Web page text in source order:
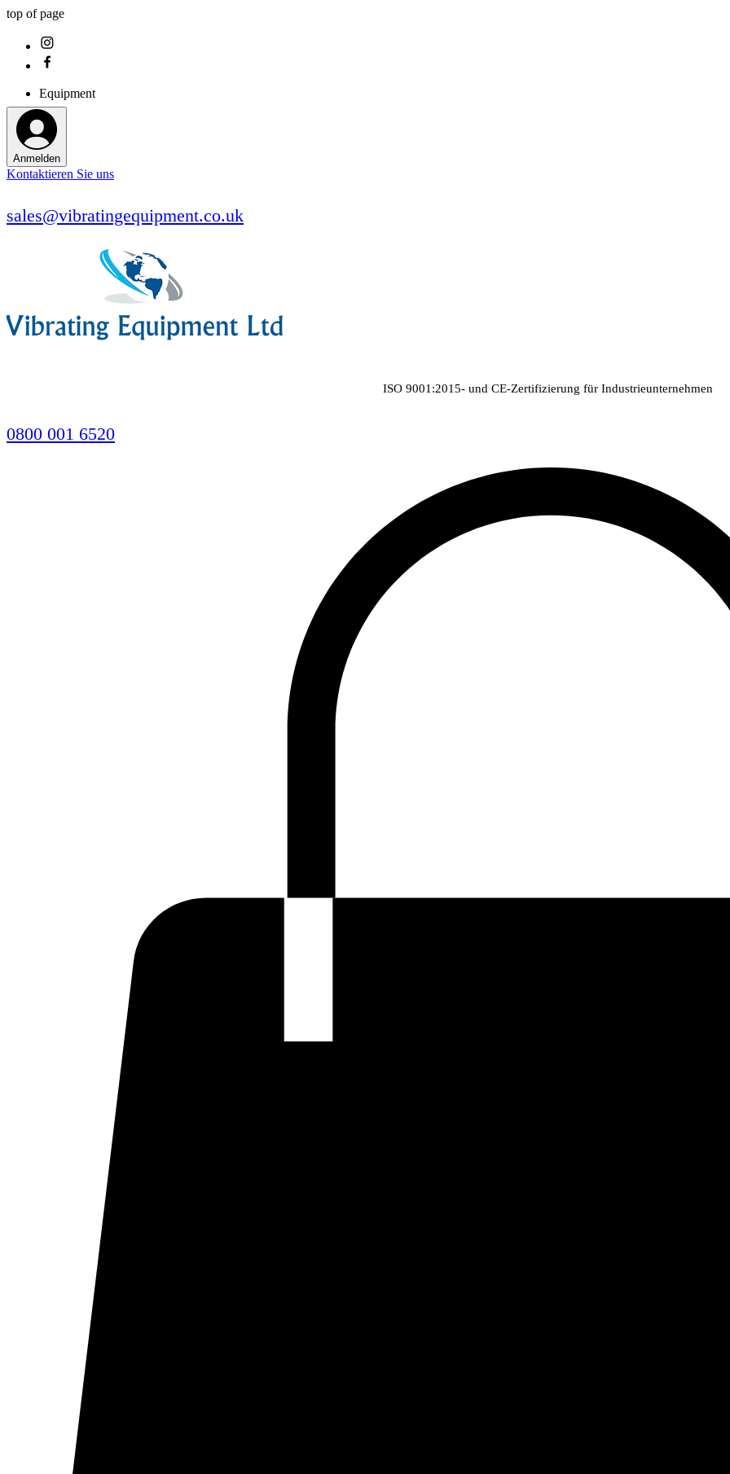
top of page
Equipment
Anmelden
Kontaktieren Sie uns
sales@vibratingequipment.co.uk
ISO 9001:2015- und CE-Zertifizierung für Industrieunternehmen
0800 001 6520